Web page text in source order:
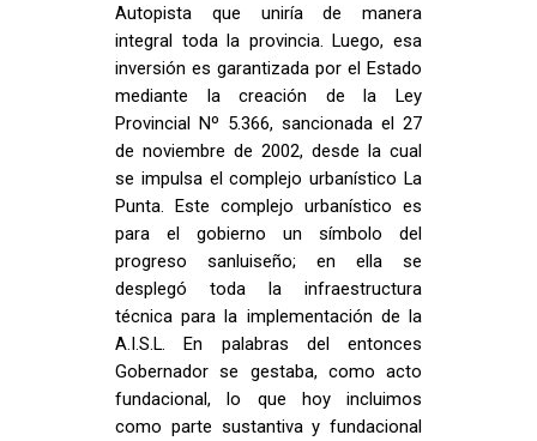
Autopista que uniría de manera
integral toda la provincia. Luego, esa
inversión es garantizada por el Estado
mediante la creación de la Ley
Provincial Nº 5.366, sancionada el 27
de noviembre de 2002, desde la cual
se impulsa el complejo urbanístico La
Punta. Este complejo urbanístico es
para el gobierno un símbolo del
progreso sanluiseño; en ella se
desplegó toda la infraestructura
técnica para la implementación de la
A.I.S.L. En palabras del entonces
Gobernador se gestaba, como acto
fundacional, lo que hoy incluimos
como parte sustantiva y fundacional